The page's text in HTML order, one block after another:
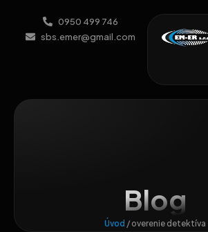
0950 499 746
sbs.emer@gmail.com
Blog
Úvod / overenie detektíva